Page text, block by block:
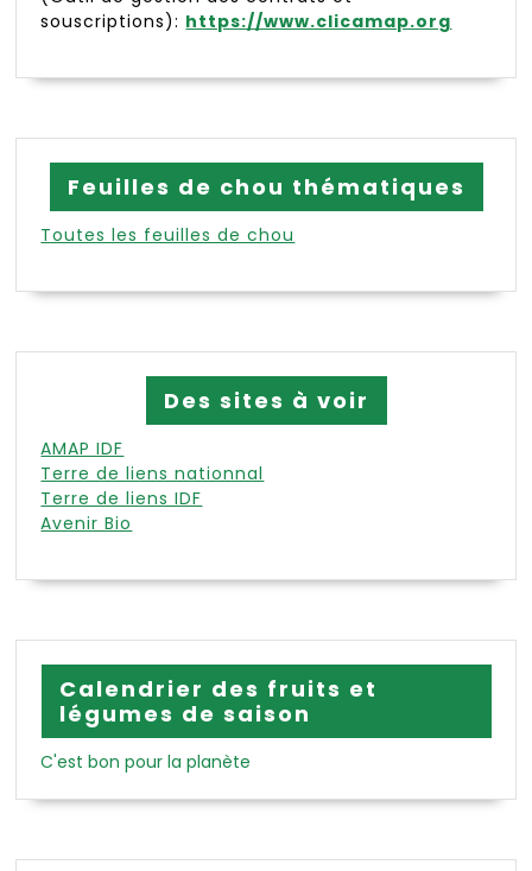
souscriptions): https://www.clicamap.org
Feuilles de chou thématiques
Toutes les feuilles de chou
Des sites à voir
AMAP IDF
Terre de liens nationnal
Terre de liens IDF
Avenir Bio
Calendrier des fruits et
légumes de saison
C'est bon pour la planète